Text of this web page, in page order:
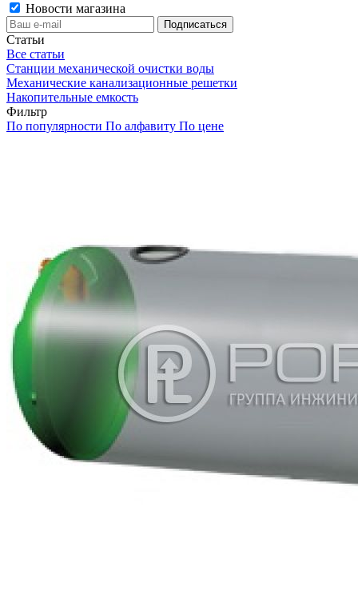
Новости магазина
Статьи
Все статьи
Станции механической очистки воды
Механические канализационные решетки
Накопительные емкость
Фильтр
По популярности По алфавиту По цене